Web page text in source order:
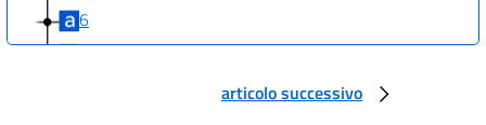
6
7
articolo successivo